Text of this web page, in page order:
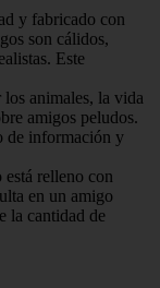
y fabricado con
son cálidos,
Este
animales, la vida
amigos peludos.
de información y
relleno con
en un amigo
la cantidad de